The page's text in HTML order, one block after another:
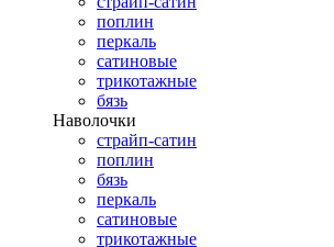
поплин
перкаль
сатиновые
трикотажные
бязь
Наволочки
страйп-сатин
поплин
бязь
перкаль
сатиновые
трикотажные